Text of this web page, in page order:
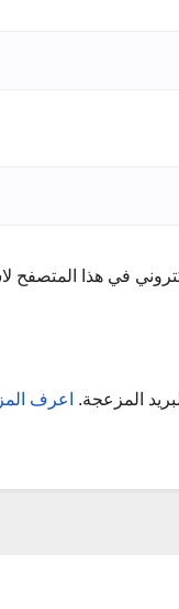
في هذا المتصفح
المزعجة.
اعرف